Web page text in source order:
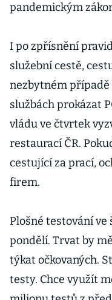
pandemickým
I po zpřísnění
služební cestě,
nezbytném případě
službách prokázat
vládu ve čtvrtek
restaurací ČR.
cestující za prací,
firem.
Plošné testování ve
pondělí. Trvat by
týkat očkovaných.
testy. Chce využít